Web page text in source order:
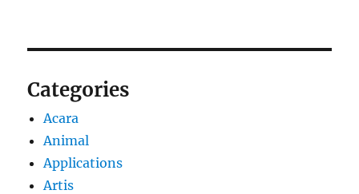
Categories
Acara
Animal
Applications
Artis